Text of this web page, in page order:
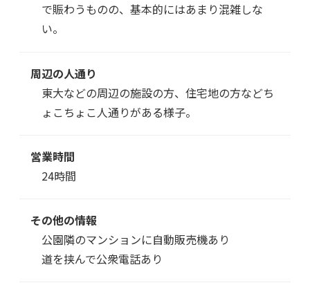
で賑わうものの、基本的にはあまり混雑しな
い。
周辺の人通り
東大などの周辺の施設の方、住宅地の方などち
ょこちょこ人通りがある様子。
営業時間
24時間
その他の情報
公園隣のマンションに自動販売機あり
道を挟んで公衆電話あり